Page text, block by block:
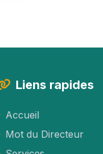
Liens rapides
Accueil
Mot du Directeur